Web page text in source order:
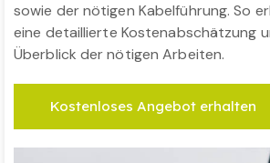
sowie der nötigen Kabelführung. So
eine detaillierte Kostenabschätzung
Überblick der nötigen Arbeiten.
Kostenloses Angebot erhalten